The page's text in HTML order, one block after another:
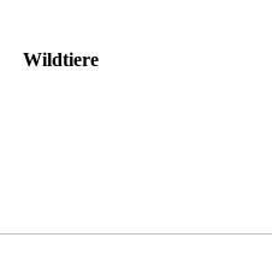
Wildtiere